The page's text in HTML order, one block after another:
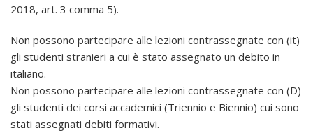
2018, art. 3 comma 5).
Non possono partecipare alle lezioni contrassegnate con (it)
gli studenti stranieri a cui è stato assegnato un debito in
italiano.
Non possono partecipare alle lezioni contrassegnate con (D)
gli studenti dei corsi accademici (Triennio e Biennio) cui sono
stati assegnati debiti formativi.